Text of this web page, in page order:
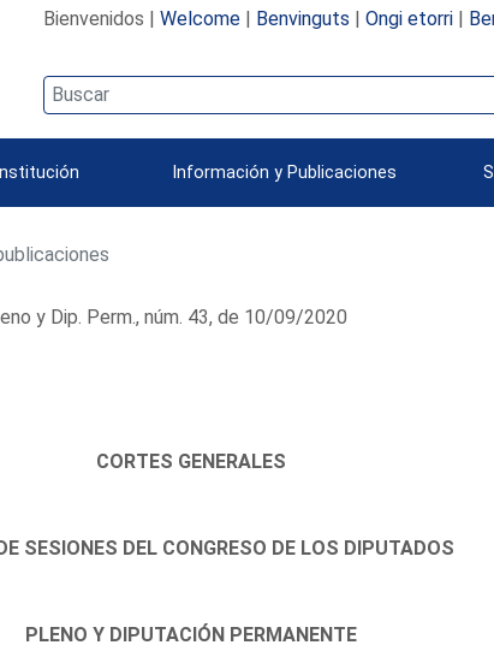
Bienvenidos | Welcome| Benvinguts | Ongi etorri|
Información y Publicaciones
y Dip. Perm., núm. 43, de 10/09/2020
CORTES GENERALES
SESIONES DEL CONGRESO DE LOS DIPUTADOS
PLENO Y DIPUTACIÓN PERMANENTE